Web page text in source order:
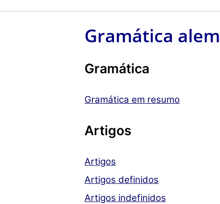
Gramática
Gramática
Gramática em resumo
Artigos
Artigos
Artigos definidos
Artigos indefinidos